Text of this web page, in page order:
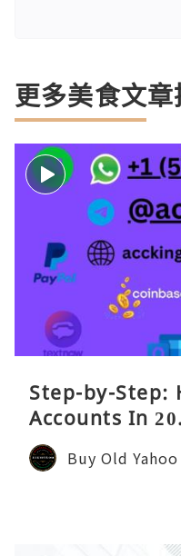
更多美食文章
Step-by-Step:
Accounts In
Buy Old